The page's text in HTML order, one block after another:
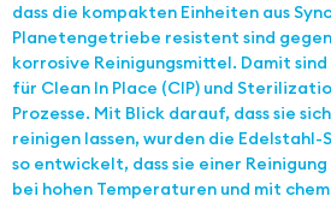
dass die kompakten Einheiten aus
Planetengetriebe resistent sind
korrosive Rei­ni­gungs­mittel. Damit
für Clean In Place (CIP) und
Prozesse. Mit Blick darauf, dass sie
reinigen lassen, wurden die
so entwickelt, dass sie einer
bei hohen Temperaturen und mit